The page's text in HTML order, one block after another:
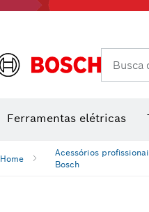
Busca
Ferramentas elétricas
Home
Acessórios
Bosch